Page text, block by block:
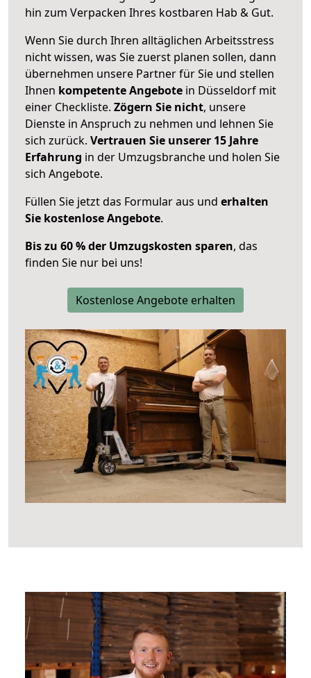
hin zum Verpacken Ihres kostbaren Hab & Gut.
Wenn Sie durch Ihren alltäglichen Arbeitsstress
nicht wissen, was Sie zuerst planen sollen, dann
übernehmen unsere Partner für Sie und stellen
Ihnen kompetente Angebote in Düsseldorf mit
einer Checkliste. Zögern Sie nicht, unsere
Dienste in Anspruch zu nehmen und lehnen Sie
sich zurück. Vertrauen Sie unserer 15 Jahre
Erfahrung in der Umzugsbranche und holen Sie
sich Angebote.
Füllen Sie jetzt das Formular aus und erhalten
Sie kostenlose Angebote.
Bis zu 60 % der Umzugskosten sparen, das
finden Sie nur bei uns!
Kostenlose Angebote erhalten